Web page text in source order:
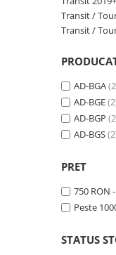
Transit /
Transit /
AD-BGA
AD-BGE
AD-BGP
AD-BGS
PRET
750 RON
Peste
STATUS